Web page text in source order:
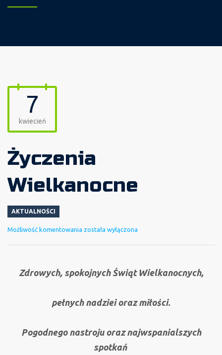
7
kwiecień
Życzenia
Wielkanocne
AKTUALNOŚCI
Możliwość komentowania Życzenia
została wyłączona
Zdrowych, spokojnych Świąt Wielkanocnych,
pełnych nadziei oraz miłości.
Pogodnego nastroju oraz najwspanialszych
spotkań